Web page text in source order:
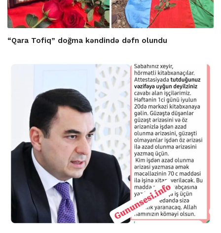
“Qara Tofiq” doğma kəndində dəfn olundu